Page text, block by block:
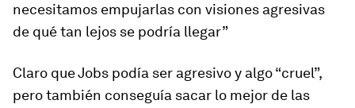
necesitamos empujarlas con visiones agresivas
de qué tan lejos se podría llegar”
Claro que Jobs podía ser agresivo y algo “cruel”,
pero también conseguía sacar lo mejor de las